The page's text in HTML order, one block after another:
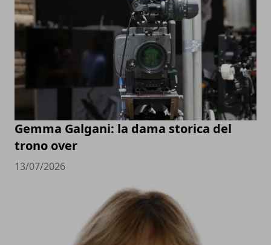
Gemma Galgani: la dama storica del
trono over
13/07/2026